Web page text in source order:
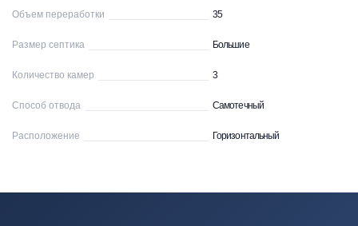
Объем переработки 35
Размер септика Большие
Количество камер 3
Способ отвода Самотечный
Расположение Горизонтальный